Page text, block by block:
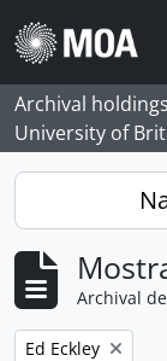
Skip to main content
Archival
University of
Archival
Remove filter:
Ed Eckley